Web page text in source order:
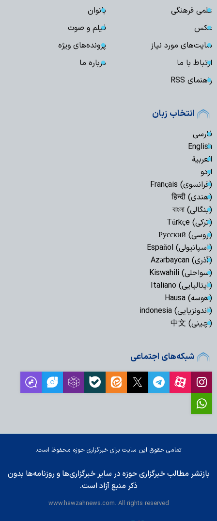
علمی فرهنگی
بانوان
عکس
فیلم و صوت
سایت‌های مورد نیاز
پرونده‌های ویژه
ارتباط با ما
درباره ما
راهنمای RSS
انتخاب زبان
فارسی
English
العربیة
اردو
(فرانسوی) Français
(هندی) हिन्दी
(بنگالی) বাংলা
(ترکی) Türkçe
(روسی) Русский
(اسپانیولی) Español
(آذری) Azərbaycan
(سواحلی) Kiswahili
(ایتالیایی) Italiano
(هوسه) Hausa
(اندونزیایی) indonesia
(چینی) 中文
شبکه‌های اجتماعی
تمامی حقوق این سایت برای خبرگزاری حوزه محفوظ است.
بازنشر مطالب خبرگزاری حوزه در سایر خبرگزاری‌ها و روزنامه‌ها بدون
ذکر منبع آزاد است.
www.hawzahnews.com. All rights reserved